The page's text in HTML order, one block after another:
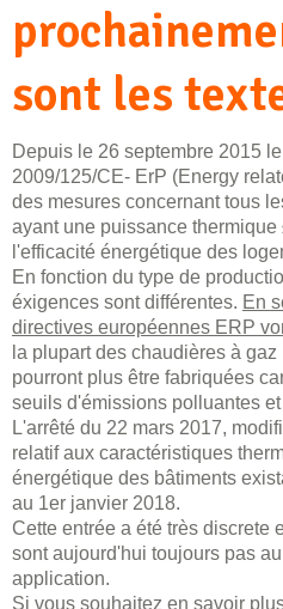
sont les
Depuis le 26 septembre 2015
2009/125/CE- ErP (Energy
des mesures concernant tous
ayant une puissance
l'efficacité énergétique des
En fonction du type de
éxigences sont différentes. En
directives européennes ERP
la plupart des chaudières à
pourront plus être fabriquées
seuils d'émissions polluantes
L'arrêté du 22 mars 2017,
relatif aux caractéristiques
énergétique des bâtiments
au 1er janvier 2018.
Cette entrée a été très discrete
sont aujourd'hui toujours pas
application.
Si vous souhaitez en savoir